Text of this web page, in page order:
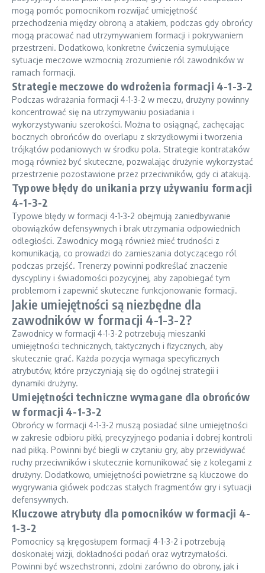
mogą pomóc pomocnikom rozwijać umiejętność
przechodzenia między obroną a atakiem, podczas gdy obrońcy
mogą pracować nad utrzymywaniem formacji i pokrywaniem
przestrzeni. Dodatkowo, konkretne ćwiczenia symulujące
sytuacje meczowe wzmocnią zrozumienie ról zawodników w
ramach formacji.
Strategie meczowe do wdrożenia formacji 4-1-3-2
Podczas wdrażania formacji 4-1-3-2 w meczu, drużyny powinny
koncentrować się na utrzymywaniu posiadania i
wykorzystywaniu szerokości. Można to osiągnąć, zachęcając
bocznych obrońców do overlapu z skrzydłowymi i tworzenia
trójkątów podaniowych w środku pola. Strategie kontrataków
mogą również być skuteczne, pozwalając drużynie wykorzystać
przestrzenie pozostawione przez przeciwników, gdy ci atakują.
Typowe błędy do unikania przy używaniu formacji
4-1-3-2
Typowe błędy w formacji 4-1-3-2 obejmują zaniedbywanie
obowiązków defensywnych i brak utrzymania odpowiednich
odległości. Zawodnicy mogą również mieć trudności z
komunikacją, co prowadzi do zamieszania dotyczącego ról
podczas przejść. Trenerzy powinni podkreślać znaczenie
dyscypliny i świadomości pozycyjnej, aby zapobiegać tym
problemom i zapewnić skuteczne funkcjonowanie formacji.
Jakie umiejętności są niezbędne dla
zawodników w formacji 4-1-3-2?
Zawodnicy w formacji 4-1-3-2 potrzebują mieszanki
umiejętności technicznych, taktycznych i fizycznych, aby
skutecznie grać. Każda pozycja wymaga specyficznych
atrybutów, które przyczyniają się do ogólnej strategii i
dynamiki drużyny.
Umiejętności techniczne wymagane dla obrońców
w formacji 4-1-3-2
Obrońcy w formacji 4-1-3-2 muszą posiadać silne umiejętności
w zakresie odbioru piłki, precyzyjnego podania i dobrej kontroli
nad piłką. Powinni być biegli w czytaniu gry, aby przewidywać
ruchy przeciwników i skutecznie komunikować się z kolegami z
drużyny. Dodatkowo, umiejętności powietrzne są kluczowe do
wygrywania główek podczas stałych fragmentów gry i sytuacji
defensywnych.
Kluczowe atrybuty dla pomocników w formacji 4-
1-3-2
Pomocnicy są kręgosłupem formacji 4-1-3-2 i potrzebują
doskonałej wizji, dokładności podań oraz wytrzymałości.
Powinni być wszechstronni, zdolni zarówno do obrony, jak i